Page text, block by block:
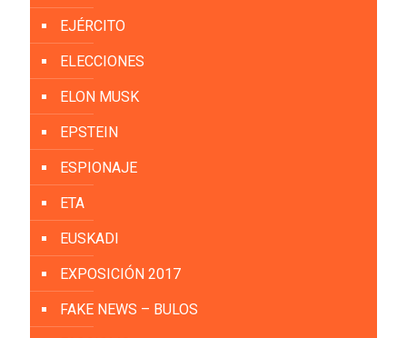
EJÉRCITO
ELECCIONES
ELON MUSK
EPSTEIN
ESPIONAJE
ETA
EUSKADI
EXPOSICIÓN 2017
FAKE NEWS – BULOS